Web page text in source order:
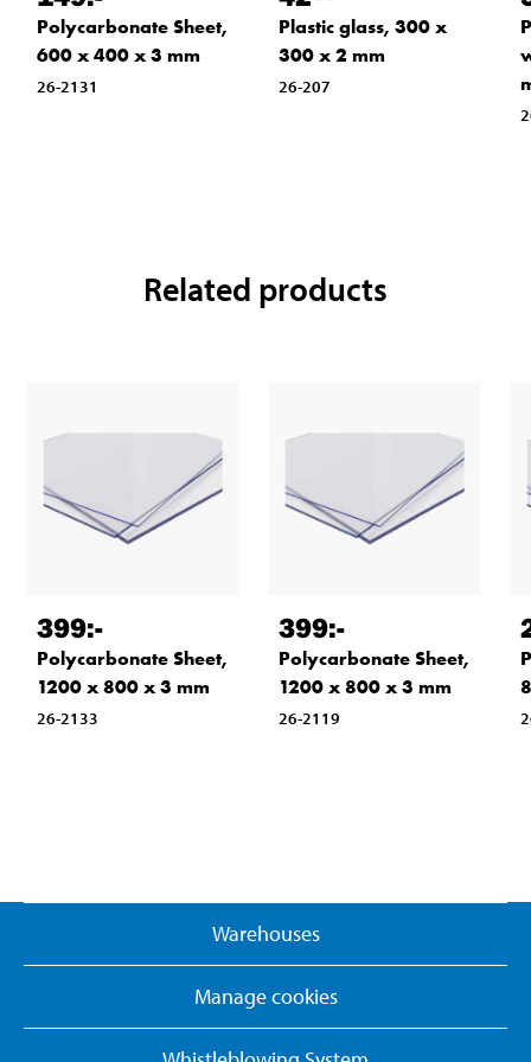
Polycarbonate Sheet,
600 x 400 x 3 mm
26-2131
Plastic glass, 300 x
300 x 2 mm
26-207
Related products
399:-
Polycarbonate Sheet,
1200 x 800 x 3 mm
26-2133
399:-
Polycarbonate Sheet,
1200 x 800 x 3 mm
26-2119
Warehouses
Manage cookies